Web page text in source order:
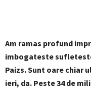
Am ramas profund
imbogateste
Paizs. Sunt oare chiar
ieri, da. Peste 34 de